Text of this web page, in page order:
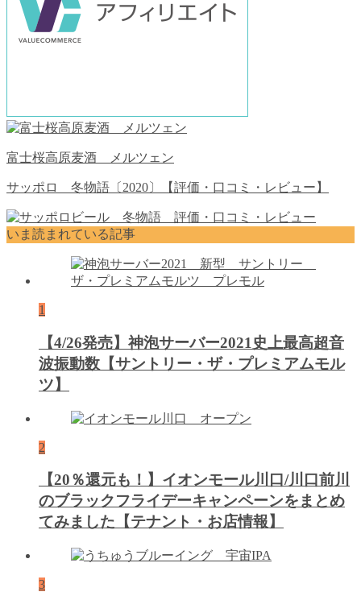
富士桜高原麦酒 メルツェン
サッポロ 冬物語〔2020〕【評価・口コミ・レビュー】
いま読まれている記事
1
【4/26発売】神泡サーバー2021史上最高超音
波振動数【サントリー・ザ・プレミアムモル
ツ】
2
【20％還元も！】イオンモール川口/川口前川
のブラックフライデーキャンペーンをまとめ
てみました【テナント・お店情報】
3